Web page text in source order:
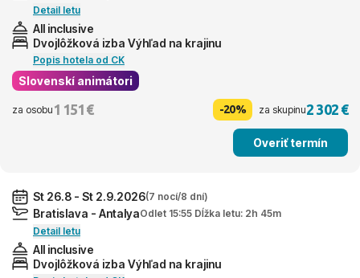
Detail letu
All inclusive
Dvojlôžková izba Výhľad na krajinu
Popis hotela od CK
Slovenskí animátori
za osobu 1 151 € -20% za skupinu2 302 €
Overiť termín
St 26.8 - St 2.9.2026(7 nocí/8 dní)
Bratislava - AntalyaOdlet 15:55 Dĺžka letu: 2h 45m
Detail letu
All inclusive
Dvojlôžková izba Výhľad na krajinu